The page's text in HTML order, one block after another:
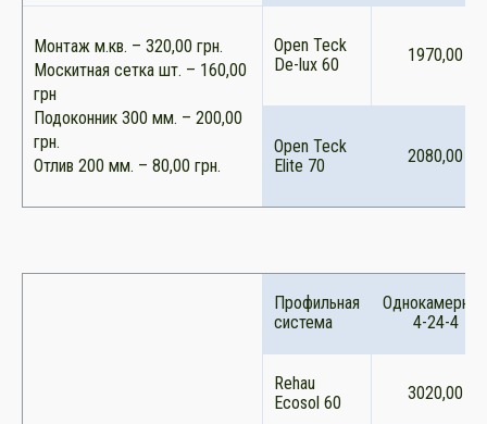
Монтаж м.кв. – 320,00 грн.
Москитная сетка шт. – 160,00
грн
Подоконник 300 мм. – 200,00
грн.
Отлив 200 мм. – 80,00 грн.
Open Teck
De-lux 60
1970,00
Open Teck
Elite 70
2080,00
Профильная
система
Однокамерный
4-24-4
Rehau
Ecosol 60
3020,00